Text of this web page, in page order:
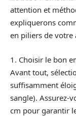
attention et
expliquerons
en piliers de votre
1. Choisir le bon
Avant tout,
suffisamment
sangle). Assurez-
cm pour garantir